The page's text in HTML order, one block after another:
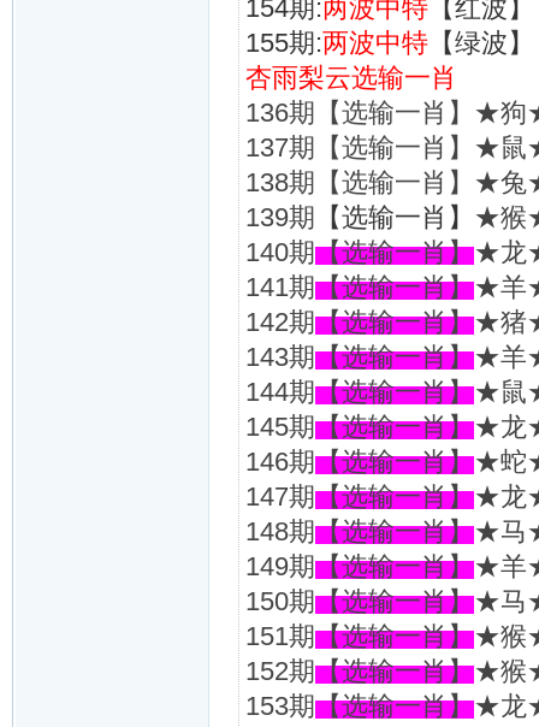
154期:两波中特 【红波
155期:两波中特 【绿波
杏雨梨云选输一肖
136期【选输一肖】★
137期【选输一肖】★
138期【选输一肖】★
139期 【选输一肖】 ★猴
140期【选输一肖】★龙
141期【选输一肖】★羊
142期【选输一肖】★猪
143期【选输一肖】★羊
144期【选输一肖】★鼠
145期【选输一肖】★龙
146期【选输一肖】★蛇
147期【选输一肖】★龙
148期【选输一肖】★马
149期【选输一肖】★羊
150期【选输一肖】★马
151期【选输一肖】★猴
152期【选输一肖】★猴
153期【选输一肖】★龙